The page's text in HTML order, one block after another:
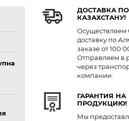
ДОСТАВКА
КАЗАХСТАНУ!
Осуществляем
доставку по
заказе от 100
Отправляем в
через
компании.
ГАРАНТИЯ НА
ПРОДУКЦИЮ!
Мы